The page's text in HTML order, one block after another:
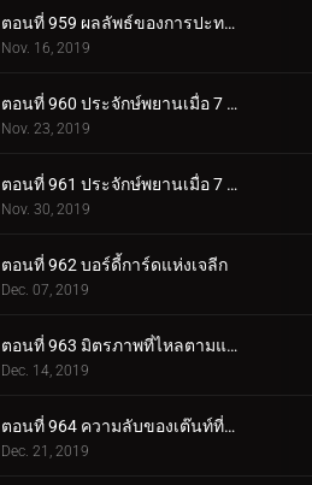
ตอนที่ 959 ผลลัพธ์ของการปะทะกัน
Nov. 16, 2019
ตอนที่ 960 ประจักษ์พยานเมื่อ 7 ปีก่อน (ตอนแรก)
Nov. 23, 2019
ตอนที่ 961 ประจักษ์พยานเมื่อ 7 ปีก่อน (ตอนจบ)
Nov. 30, 2019
ตอนที่ 962 บอร์ดี้การ์ดแห่งเจลีก
Dec. 07, 2019
ตอนที่ 963 มิตรภาพที่ไหลตามแม่น้ำ
Dec. 14, 2019
ตอนที่ 964 ความลับของเต๊นท์ที่ถูกเผาไหม้ (ตอนแรก)
Dec. 21, 2019